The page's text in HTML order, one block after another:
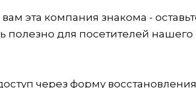
эта компания знакома -
полезно для посетителей нашего
через форму